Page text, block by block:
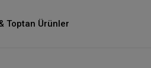
Toptan Ürünler